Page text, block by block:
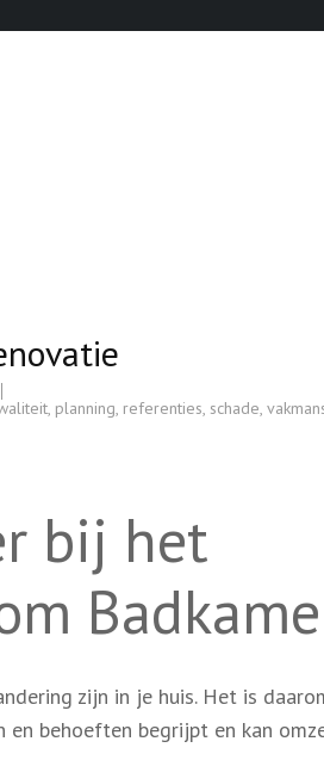
, planning, referenties, schade,
bij het
zijn in je huis. Het is
en behoeften begrijpt en kan